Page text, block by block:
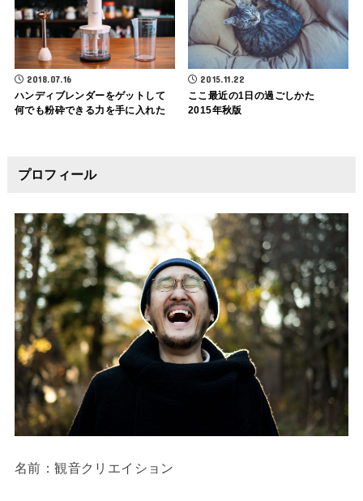
2018.07.16
ハンディブレンダーをゲットして
何でも粉砕できる力を手に入れた
2015.11.22
ここ最近の1日の過ごしかた
2015年秋版
プロフィール
名前：観音クリエイション